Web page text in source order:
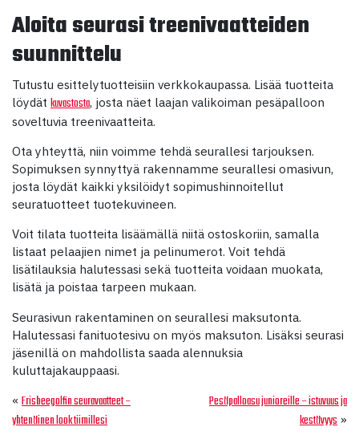
Aloita seurasi treenivaatteiden
suunnittelu
Tutustu esittelytuotteisiin verkkokaupassa. Lisää tuotteita
löydät kuvastosta, josta näet laajan valikoiman pesäpalloon
soveltuvia treenivaatteita.
Ota yhteyttä, niin voimme tehdä seurallesi tarjouksen.
Sopimuksen synnyttyä rakennamme seurallesi omasivun,
josta löydät kaikki yksilöidyt sopimushinnoitellut
seuratuotteet tuotekuvineen.
Voit tilata tuotteita lisäämällä niitä ostoskoriin, samalla
listaat pelaajien nimet ja pelinumerot. Voit tehdä
lisätilauksia halutessasi sekä tuotteita voidaan muokata,
lisätä ja poistaa tarpeen mukaan.
Seurasivun rakentaminen on seurallesi maksutonta.
Halutessasi fanituotesivu on myös maksuton. Lisäksi seurasi
jäsenillä on mahdollista saada alennuksia
kuluttajakauppaasi.
« Frisbeegolfin seuravaatteet –
yhtenäinen look tiimillesi
Pesäpalloasu junioreille – istuvuus ja
kestävyys »